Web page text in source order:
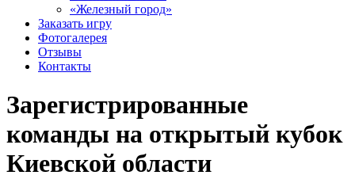
«Железный город»
Заказать игру
Фотогалерея
Отзывы
Контакты
Зарегистрированные
команды на открытый кубок
Киевской области